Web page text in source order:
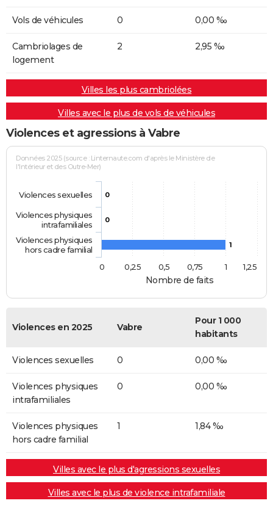
Vols de véhicules 0 0,00 ‰
Cambriolages de
logement
2 2,95 ‰
Villes les plus cambriolées
Villes avec le plus de vols de véhicules
Violences et agressions à Vabre
Nombre de faits
Données 2025 (source : Linternaute.com d'après le Ministère de
l'Intérieur et des Outre-Mer)
0
0
1
Violences sexuelles
Violences physiques
intrafamiliales
Violences physiques
hors cadre familial
0
1
0,25 0,5 0,75 1,25
Violences en 2025 Vabre
Pour 1 000
habitants
Violences sexuelles 0 0,00 ‰
Violences physiques
intrafamiliales
0 0,00 ‰
Violences physiques
hors cadre familial
1 1,84 ‰
Villes avec le plus d'agressions sexuelles
Villes avec le plus de violence intrafamiliale